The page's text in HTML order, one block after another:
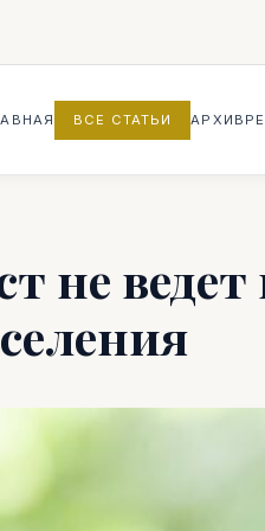
ВСЕ СТАТЬИ АРХИВ
не ведет